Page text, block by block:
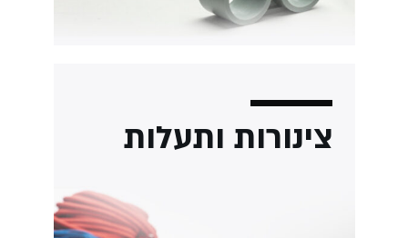
ותעלות